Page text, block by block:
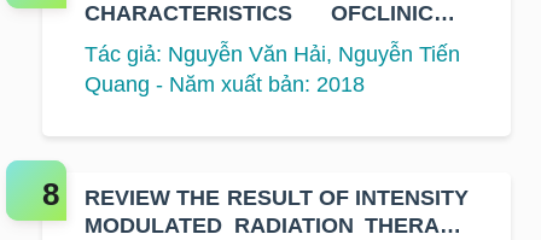
CHARACTERISTICS OFCLINICAL,
SUBCLINICAL AND AFFECT
FACTORS WITH MENSTRUAL
STATUS ON BREAST CANCER
Tác giả: Nguyễn Văn Hải, Nguyễn Tiến
Quang - Năm xuất bản: 2018
REVIEW THE RESULT OF INTENSITY
MODULATED RADIATION THERAPY